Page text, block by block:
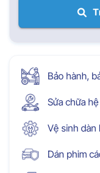
Bảo hành,
Sửa chữa
Vệ sinh dàn
Dán phim